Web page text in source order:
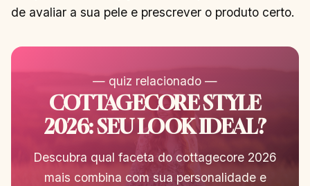
de avaliar a sua pele e prescrever o produto certo.
— quiz relacionado —
COTTAGECORE STYLE
2026: SEU LOOK IDEAL?
Descubra qual faceta do cottagecore 2026
mais combina com sua personalidade e